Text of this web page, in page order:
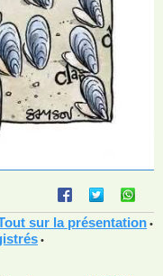
sur la présentation •
•